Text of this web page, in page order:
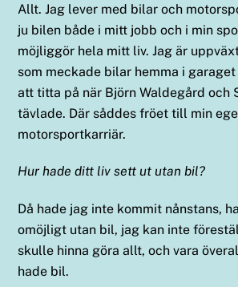
Allt. Jag lever med bilar och
ju bilen både i mitt jobb och i min
möjliggör hela mitt liv. Jag är
som meckade bilar hemma i
att titta på när Björn Waldegård och
tävlade. Där såddes fröet till min
motorsportkarriär.
Hur hade ditt liv sett ut utan bil?
Då hade jag inte kommit nånstans,
omöjligt utan bil, jag kan inte
skulle hinna göra allt, och vara
hade bil.